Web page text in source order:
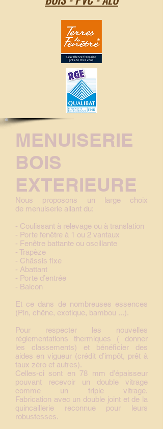
MENUISERIE
BOIS
EXTERIEURE
Nous proposons un large choix
de menuiserie allant du:
- Coulissant à relevage ou à translation
- Porte fenêtre à 1 ou 2 vantaux
- Fenêtre battante ou oscillante
- Trapèze
- Châssis fixe
- Abattant
- Porte d’entrée
- Balcon
Et ce dans de nombreuses essences
(Pin, chêne, exotique, bambou ...).
Pour respecter les nouvelles
réglementations thermiques ( donner
les classements) et bénéficier des
aides en vigueur (crédit d’impôt, prêt à
taux zéro et autres).
Celles-ci sont en 78 mm d’épaisseur
pouvant recevoir un double vitrage
comme un triple vitrage.
Fabrication avec un double joint et de la
quincaillerie reconnue pour leurs
robustesses.